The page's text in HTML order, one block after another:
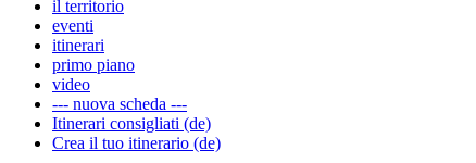
il territorio
eventi
itinerari
primo piano
video
--- nuova scheda ---
Itinerari consigliati (de)
Crea il tuo itinerario (de)